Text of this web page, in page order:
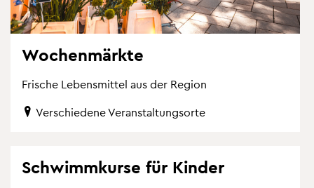
Wo­chen­märk­te
Fri­sche Le­bens­mit­tel aus der Re­gi­on
Ver­schie­de­ne Ver­an­stal­tungs­or­te
Schwimm­kur­se für Kin­der